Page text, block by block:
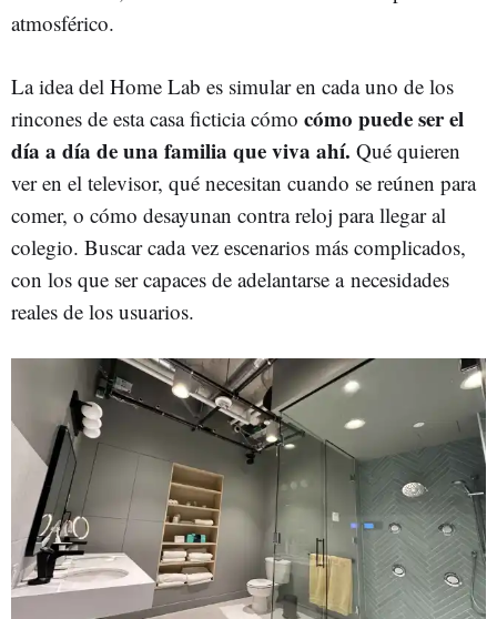
atmosférico.
La idea del Home Lab es simular en cada uno de los
rincones de esta casa ficticia cómo cómo puede ser el
día a día de una familia que viva ahí. Qué quieren
ver en el televisor, qué necesitan cuando se reúnen para
comer, o cómo desayunan contra reloj para llegar al
colegio. Buscar cada vez escenarios más complicados,
con los que ser capaces de adelantarse a necesidades
reales de los usuarios.